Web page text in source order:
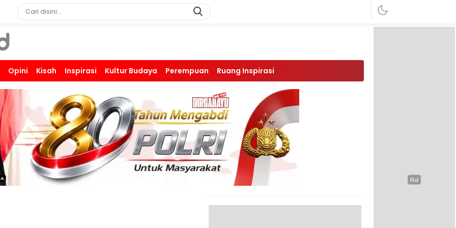
Opini Kisah Inspirasi Kultur Budaya Perempuan Ruang Inspirasi